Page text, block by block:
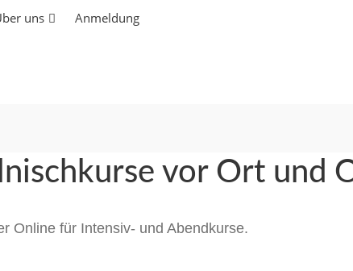
uns Anmeldung
vor Ort und
Online für Intensiv- und Abendkurse.